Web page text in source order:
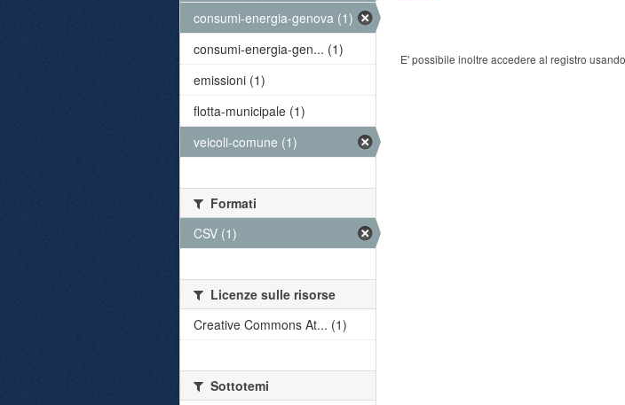
E' possibile inoltre accedere al registro
consumi-energia-genova (1)
consumi-energia-gen... (1)
emissioni (1)
flotta-municipale (1)
veicoli-comune (1)
Formati
CSV (1)
Licenze sulle risorse
Creative Commons At... (1)
Sottotemi